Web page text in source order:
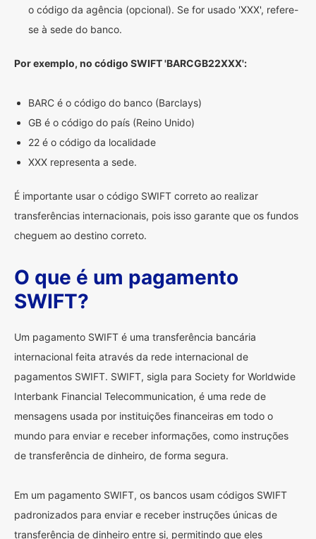
o código da agência (opcional). Se for usado 'XXX', refere-
se à sede do banco.
Por exemplo, no código SWIFT 'BARCGB22XXX':
BARC é o código do banco (Barclays)
GB é o código do país (Reino Unido)
22 é o código da localidade
XXX representa a sede.
É importante usar o código SWIFT correto ao realizar
transferências internacionais, pois isso garante que os fundos
cheguem ao destino correto.
O que é um pagamento
SWIFT?
Um pagamento SWIFT é uma transferência bancária
internacional feita através da rede internacional de
pagamentos SWIFT. SWIFT, sigla para Society for Worldwide
Interbank Financial Telecommunication, é uma rede de
mensagens usada por instituições financeiras em todo o
mundo para enviar e receber informações, como instruções
de transferência de dinheiro, de forma segura.
Em um pagamento SWIFT, os bancos usam códigos SWIFT
padronizados para enviar e receber instruções únicas de
transferência de dinheiro entre si, permitindo que eles